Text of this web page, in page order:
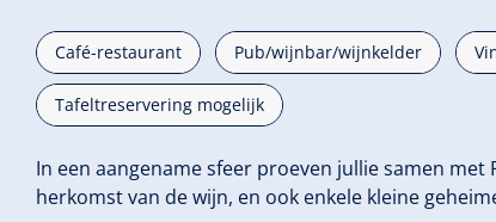
Café-restaurant Pub/wijnbar/wijnkelder
Tafeltreservering mogelijk
In een aangename sfeer proeven jullie samen
herkomst van de wijn, en ook enkele kleine